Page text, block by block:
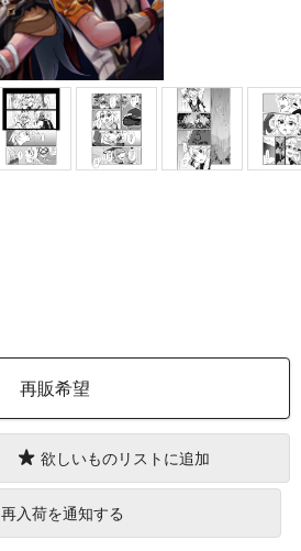
再販希望
欲しいものリストに追加
再入荷を通知する